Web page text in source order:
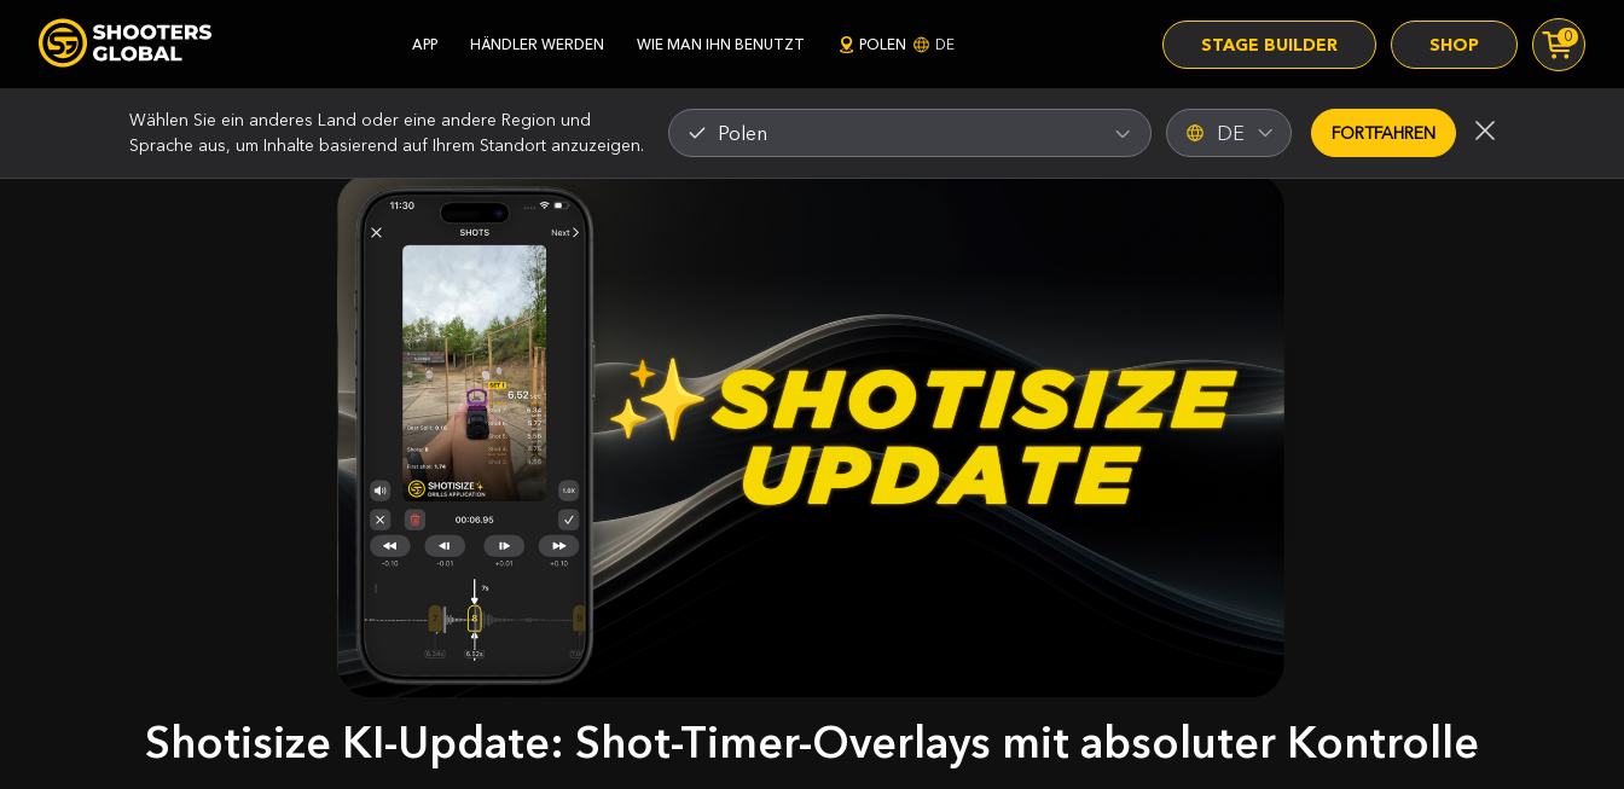
APP HÄNDLER WERDEN WIE MAN IHN BENUTZT POLEN DE STAGE BUILDER SHOP 0
Wählen Sie ein anderes Land oder eine andere Region und
Sprache aus, um Inhalte basierend auf Ihrem Standort anzuzeigen.
Polen DE FORTFAHREN
Shotisize KI-Update: Shot-Timer-Overlays mit absoluter Kontrolle